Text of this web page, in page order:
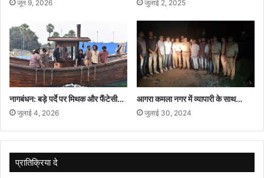
जून 9, 2026 जुलाई 2, 2025
नागबंधन: बड़े पर्दे पर मिथक और फैंटेसी…
जुलाई 4, 2026
आगरा कमला नगर में व्यापारी के साथ…
जुलाई 30, 2024
प्रातिक्रिया दे